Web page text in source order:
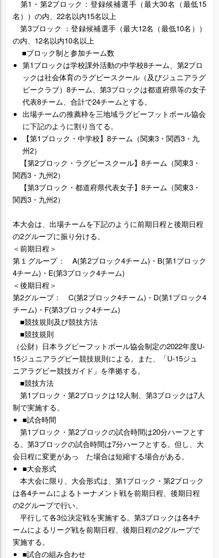
第1・第2ブロック：登録候補選手（最大30名（最低15
名））の内、22名以内15名以上
第3ブロック ：登録候補選手（最大12名（最低10名））
の内、12名以内10名以上
■ブロック制と参加チーム数
第1ブロックは学校課外活動の中学校8チーム、第2ブロ
ックは社会体育のラグビースクール（及びジュニアラグ
ビークラブ）8チーム、第3ブロックは都道府県等の女子
代表8チーム、合計で24チームとする。
出場チームの推薦枠を三地域ラグビーフットボール協会
に下記のように割り当てる。
【第1ブロック・中学校】8チーム（関東3・関西3・九
州2）
【第2ブロック・ラグビースクール】8チーム（関東3・
関西3・九州2）
【第3ブロック・都道府県代表女子】8チーム（関東3・
関西3・九州2）
本大会は、出場チームを下記のように前期日程と後期日程
の2グループに振り分ける。
＜前期日程＞
第１グループ：A(第2ブロック4チーム)・B(第1ブロック
4チーム)・E(第3ブロック4チーム)
＜後期日程＞
第2グループ： C(第2ブロック4チーム)・D(第1ブロック4
チーム)・F(第3ブロック4チーム)
■競技規則及び競技方法
■競技規則
（公財）日本ラグビーフットボール協会制定の2022年度U-
15ジュニアラグビー競技規則による。また、「U-15ジュ
ニアラグビー競技ガイド」を準拠する。
■競技方法
第1ブロック・第2ブロックは12人制、第3ブロックは7人
制で実施する。
■試合時間
第1ブロック・第2ブロックの試合時間は20分ハーフとす
る。第3ブロックの試合時間は7分ハーフとする。但し、大
会日程に変更があっ た場合は短縮する場合がある。
■大会形式
本大会に限り、大会形式は、第1ブロック・第2ブロック
は各4チームによるトーナメント戦を前期日程、後期日程
の2グループで行い、
平行して各3位決定戦を実施する。第3ブロックは各4チ
ームによるリーグ戦を前期日程、後期日程の2グループで
実施する。
■試合の組み合わせ